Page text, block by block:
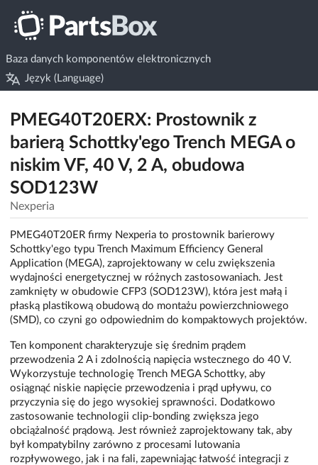
Baza danych komponentów elektronicznych
Język (Language)
PMEG40T20ERX: Prostownik z
barierą Schottky'ego Trench MEGA o
niskim VF, 40 V, 2 A, obudowa
SOD123W
Nexperia
PMEG40T20ER firmy Nexperia to prostownik barierowy
Schottky'ego typu Trench Maximum Efficiency General
Application (MEGA), zaprojektowany w celu zwiększenia
wydajności energetycznej w różnych zastosowaniach. Jest
zamknięty w obudowie CFP3 (SOD123W), która jest małą i
płaską plastikową obudową do montażu powierzchniowego
(SMD), co czyni go odpowiednim do kompaktowych projektów.
Ten komponent charakteryzuje się średnim prądem
przewodzenia 2 A i zdolnością napięcia wstecznego do 40 V.
Wykorzystuje technologię Trench MEGA Schottky, aby
osiągnąć niskie napięcie przewodzenia i prąd upływu, co
przyczynia się do jego wysokiej sprawności. Dodatkowo
zastosowanie technologii clip-bonding zwiększa jego
obciążalność prądową. Jest również zaprojektowany tak, aby
był kompatybilny zarówno z procesami lutowania
rozpływowego, jak i na fali, zapewniając łatwość integracji z